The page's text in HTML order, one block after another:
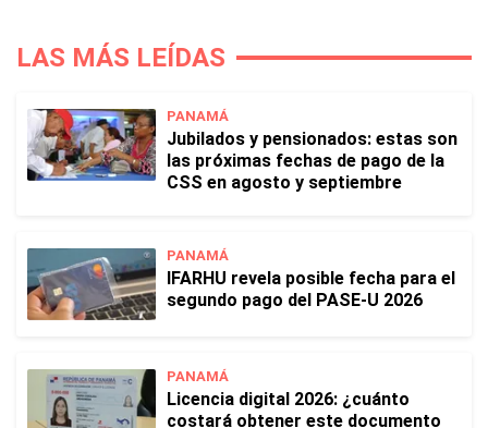
LAS MÁS LEÍDAS
PANAMÁ
Jubilados y pensionados: estas son
las próximas fechas de pago de la
CSS en agosto y septiembre
PANAMÁ
IFARHU revela posible fecha para el
segundo pago del PASE-U 2026
PANAMÁ
Licencia digital 2026: ¿cuánto
costará obtener este documento